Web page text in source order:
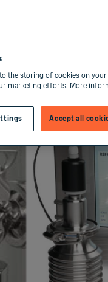
the storing of cookies on
marketing efforts. More
Accept all